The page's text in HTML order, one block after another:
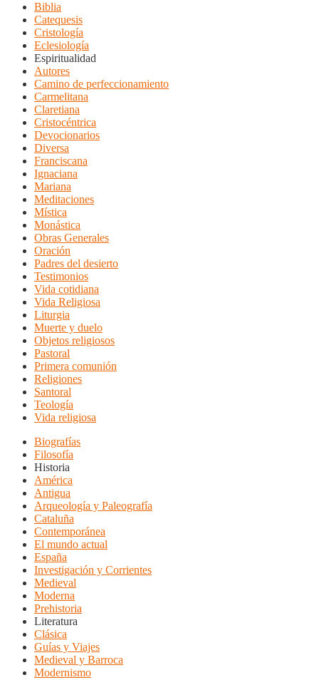
Biblia
Catequesis
Cristología
Eclesiología
Espiritualidad
Autores
Camino de perfeccionamiento
Carmelitana
Claretiana
Cristocéntrica
Devocionarios
Diversa
Franciscana
Ignaciana
Mariana
Meditaciones
Mística
Monástica
Obras Generales
Oración
Padres del desierto
Testimonios
Vida cotidiana
Vida Religiosa
Liturgia
Muerte y duelo
Objetos religiosos
Pastoral
Primera comunión
Religiones
Santoral
Teología
Vida religiosa
Biografías
Filosofía
Historia
América
Antigua
Arqueología y Paleografía
Cataluña
Contemporánea
El mundo actual
España
Investigación y Corrientes
Medieval
Moderna
Prehistoria
Literatura
Clásica
Guías y Viajes
Medieval y Barroca
Modernismo